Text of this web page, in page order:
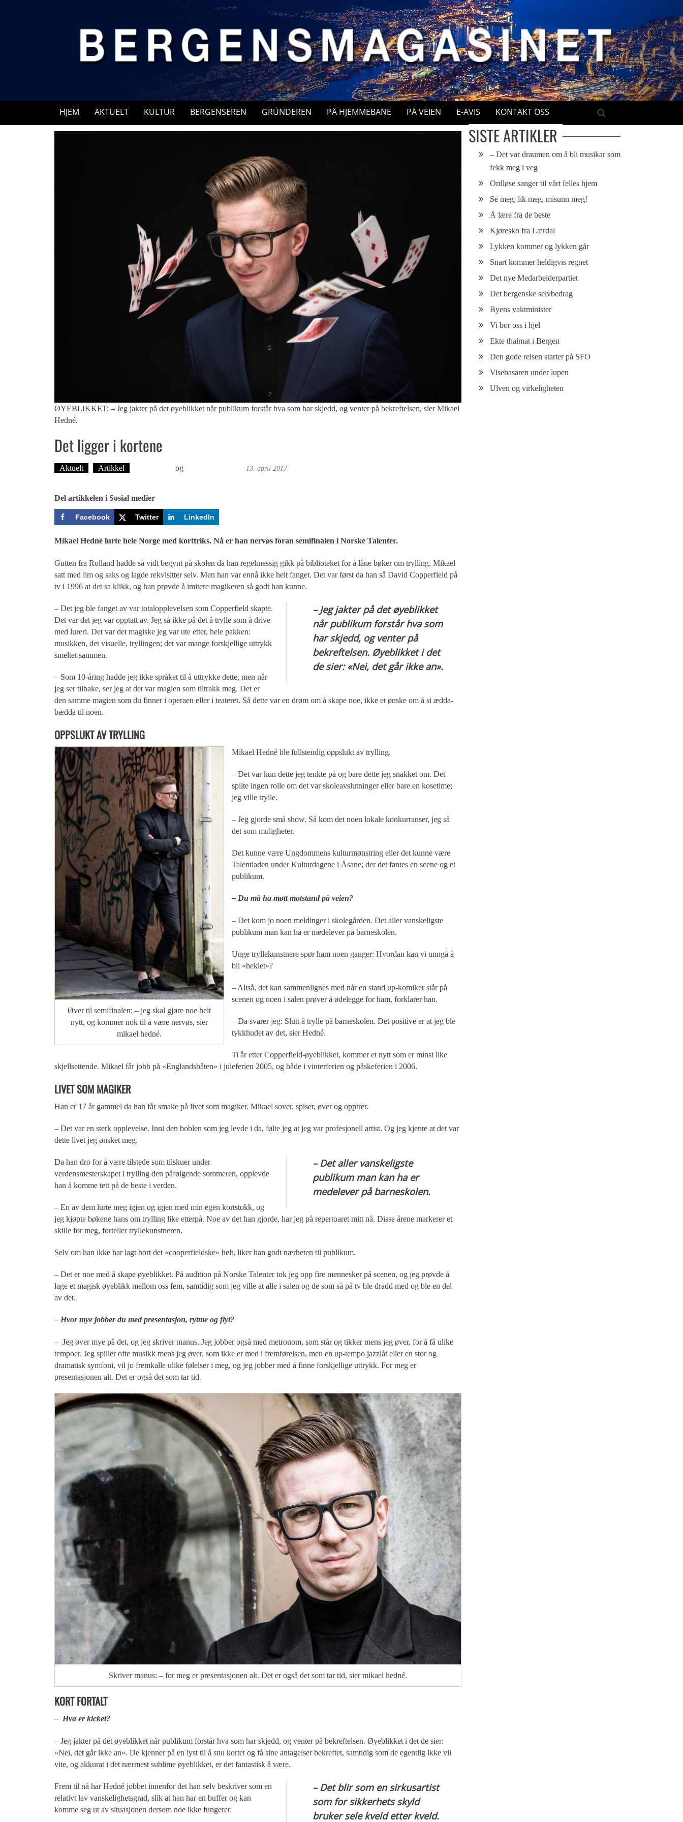
HJEM AKTUELT KULTUR BERGENSEREN GRÜNDEREN PÅ HJEMMEBANE PÅ VEIEN E-AVIS KONTAKT OSS
ØYEBLIKKET: – Jeg jakter på det øyeblikket når publikum forstår hva som har skjedd, og venter på bekreftelsen, sier Mikael
Hedné.
Det ligger i kortene
Aktuelt Artikkel og 13. april 2017
Del artikkelen i Sosial medier
Facebook Twitter LinkedIn
Mikael Hedné lurte hele Norge med korttriks. Nå er han nervøs foran semifinalen i Norske Talenter.
Gutten fra Rolland hadde så vidt begynt på skolen da han regelmessig gikk på biblioteket for å låne bøker om trylling. Mikael
satt med lim og saks og lagde rekvisitter selv. Men han var ennå ikke helt fanget. Det var først da han så David Copperfield på
tv i 1996 at det sa klikk, og han prøvde å imitere magikeren så godt han kunne.
– Jeg jakter på det øyeblikket
når publikum forstår hva som
har skjedd, og venter på
bekreftelsen. Øyeblikket i det
de sier: «Nei, det går ikke an».
– Det jeg ble fanget av var totalopplevelsen som Copperfield skapte.
Det var det jeg var opptatt av. Jeg så ikke på det å trylle som å drive
med lureri. Det var det magiske jeg var ute etter, hele pakken:
musikken, det visuelle, tryllingen; det var mange forskjellige uttrykk
smeltet sammen.
– Som 10-åring hadde jeg ikke språket til å uttrykke dette, men når
jeg ser tilbake, ser jeg at det var magien som tiltrakk meg. Det er
den samme magien som du finner i operaen eller i teateret. Så dette var en drøm om å skape noe, ikke et ønske om å si ædda-
bædda til noen.
OPPSLUKT AV TRYLLING
Øver til semifinalen: – jeg skal gjøre noe helt
nytt, og kommer nok til å være nervøs, sier
mikael hedné.
Mikael Hedné ble fullstendig oppslukt av trylling.
– Det var kun dette jeg tenkte på og bare dette jeg snakket om. Det
spilte ingen rolle om det var skoleavslutninger eller bare en kosetime;
jeg ville trylle.
– Jeg gjorde små show. Så kom det noen lokale konkurranser, jeg så
det som muligheter.
Det kunne være Ungdommens kulturmønstring eller det kunne være
Talentiaden under Kulturdagene i Åsane; der det fantes en scene og et
publikum.
– Du må ha møtt motstand på veien?
– Det kom jo noen meldinger i skolegården. Det aller vanskeligste
publikum man kan ha er medelever på barneskolen.
Unge tryllekunstnere spør ham noen ganger: Hvordan kan vi unngå å
bli «heklet»?
– Altså, det kan sammenlignes med når en stand up-komiker står på
scenen og noen i salen prøver å ødelegge for ham, forklarer han.
– Da svarer jeg: Slutt å trylle på barneskolen. Det positive er at jeg ble
tykkhudet av det, sier Hedné.
Ti år etter Copperfield-øyeblikket, kommer et nytt som er minst like
skjellsettende. Mikael får jobb på «Englandsbåten» i juleferien 2005, og både i vinterferien og påskeferien i 2006.
LIVET SOM MAGIKER
Han er 17 år gammel da han får smake på livet som magiker. Mikael sover, spiser, øver og opptrer.
– Det var en sterk opplevelse. Inni den boblen som jeg levde i da, følte jeg at jeg var profesjonell artist. Og jeg kjente at det var
dette livet jeg ønsket meg.
– Det aller vanskeligste
publikum man kan ha er
medelever på barneskolen.
Da han dro for å være tilstede som tilskuer under
verdensmesterskapet i trylling den påfølgende sommeren, opplevde
han å komme tett på de beste i verden.
– En av dem lurte meg igjen og igjen med min egen kortstokk, og
jeg kjøpte bøkene hans om trylling like etterpå. Noe av det han gjorde, har jeg på repertoaret mitt nå. Disse årene markerer et
skille for meg, forteller tryllekunstneren.
Selv om han ikke har lagt bort det «cooperfieldske» helt, liker han godt nærheten til publikum.
– Det er noe med å skape øyeblikket. På audition på Norske Talenter tok jeg opp fire mennesker på scenen, og jeg prøvde å
lage et magisk øyeblikk mellom oss fem, samtidig som jeg ville at alle i salen og de som så på tv ble dradd med og ble en del
av det.
– Hvor mye jobber du med presentasjon, rytme og flyt?
– Jeg øver mye på det, og jeg skriver manus. Jeg jobber også med metronom, som står og tikker mens jeg øver, for å få ulike
tempoer. Jeg spiller ofte musikk mens jeg øver, som ikke er med i fremførelsen, men en up-tempo jazzlåt eller en stor og
dramatisk symfoni, vil jo fremkalle ulike følelser i meg, og jeg jobber med å finne forskjellige uttrykk. For meg er
presentasjonen alt. Det er også det som tar tid.
Skriver manus: – for meg er presentasjonen alt. Det er også det som tar tid, sier mikael hedné.
KORT FORTALT
– Hva er kicket?
– Jeg jakter på det øyeblikket når publikum forstår hva som har skjedd, og venter på bekreftelsen. Øyeblikket i det de sier:
«Nei, det går ikke an». De kjenner på en lyst til å snu kortet og få sine antagelser bekreftet, samtidig som de egentlig ikke vil
vite, og akkurat i det nærmest sublime øyeblikket, er det fantastisk å være.
– Det blir som en sirkusartist
som for sikkerhets skyld
bruker sele kveld etter kveld.
Frem til nå har Hedné jobbet innenfor det han selv beskriver som en
relativt lav vanskelighetsgrad, slik at han har en buffer og kan
komme seg ut av situasjonen dersom noe ikke fungerer.
SISTE ARTIKLER
– Det var draumen om å bli musikar som
fekk meg i veg
Ordløse sanger til vårt felles hjem
Se meg, lik meg, misunn meg!
Å lære fra de beste
Kjøresko fra Lærdal
Lykken kommer og lykken går
Snart kommer heldigvis regnet
Det nye Medarbeiderpartiet
Det bergenske selvbedrag
Byens vaktminister
Vi bor oss i hjel
Ekte thaimat i Bergen
Den gode reisen starter på SFO
Visebasaren under lupen
Ulven og virkeligheten